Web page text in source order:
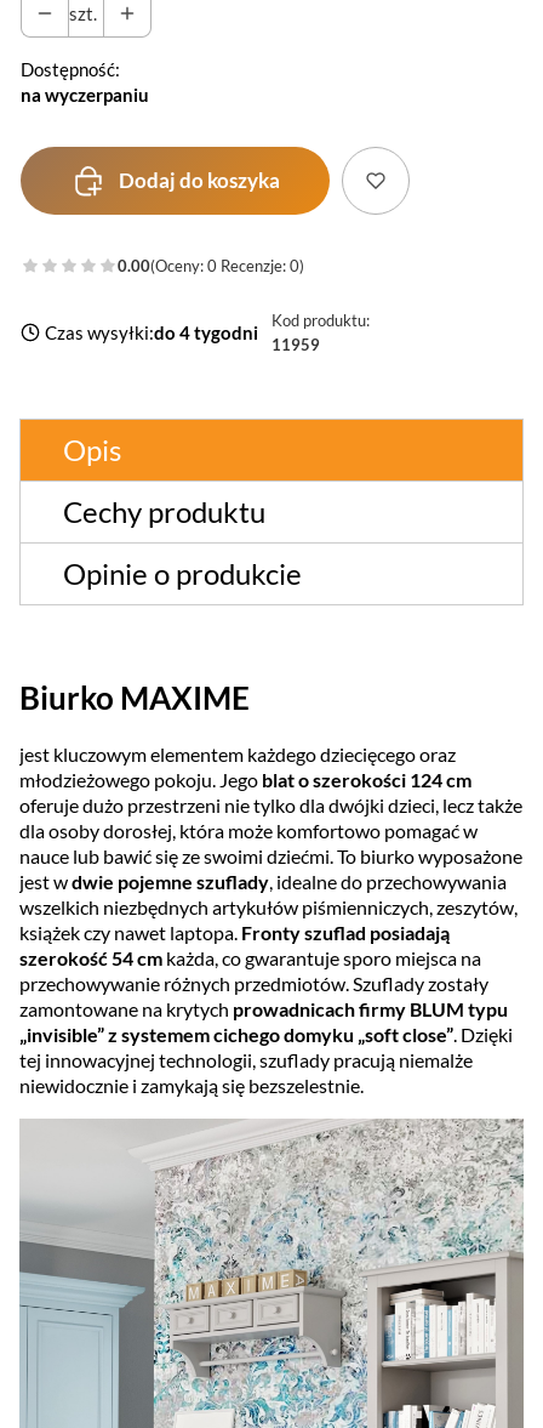
szt.
Dostępność:
na wyczerpaniu
Dodaj do koszyka
0.00(Oceny: 0 Recenzje: 0)
Czas wysyłki:do 4 tygodni
Kod produktu:
11959
Opis
Cechy produktu
Opinie o produkcie
Biurko MAXIME
jest kluczowym elementem każdego dziecięcego oraz
młodzieżowego pokoju. Jego blat o szerokości 124 cm
oferuje dużo przestrzeni nie tylko dla dwójki dzieci, lecz także
dla osoby dorosłej, która może komfortowo pomagać w
nauce lub bawić się ze swoimi dziećmi. To biurko wyposażone
jest wdwie pojemne szuflady, idealne do przechowywania
wszelkich niezbędnych artykułów piśmienniczych, zeszytów,
książek czy nawet laptopa. Fronty szuflad posiadają
szerokość 54 cm każda, co gwarantuje sporo miejsca na
przechowywanie różnych przedmiotów. Szuflady zostały
zamontowane na krytych prowadnicach firmy BLUM typu
„invisible” z systemem cichego domyku „soft close”. Dzięki
tej innowacyjnej technologii, szuflady pracują niemalże
niewidocznie i zamykają się bezszelestnie.